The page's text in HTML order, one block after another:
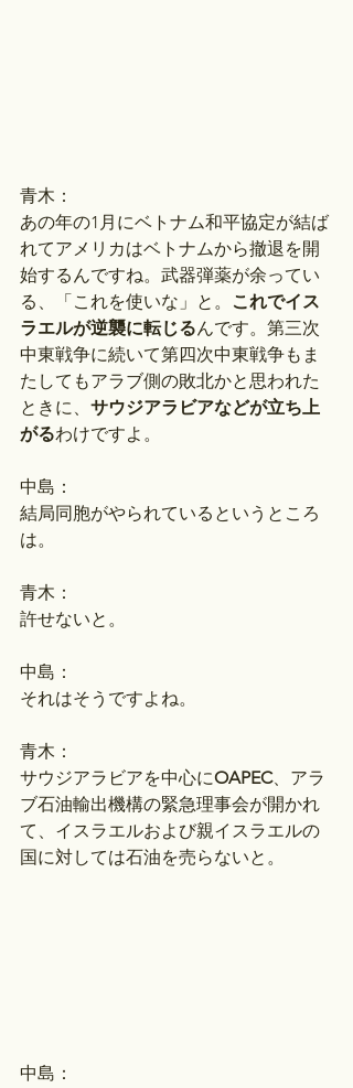
青木：
あの年の1月にベトナム和平協定が結ば
れてアメリカはベトナムから撤退を開
始するんですね。武器弾薬が余ってい
る、「これを使いな」と。
これでイス
ラエルが逆襲に転じるんです。第三次
中東戦争に続いて第四次中東戦争もま
たしてもアラブ側の敗北かと思われた
ときに、 サウジアラビアなどが立ち上
がるわけですよ。
中島：
結局同胞がやられているというところ
は。
青木：
許せないと。
中島：
それはそうですよね。
青木：
サウジアラビアを中心にOAPEC、アラ
ブ石油輸出機構の緊急理事会が開かれ
て、イスラエルおよび親イスラエルの
国に対しては石油を売らないと。
中島：